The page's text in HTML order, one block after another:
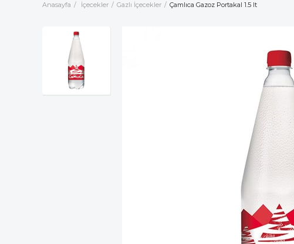
Anasayfa İçecekler Gazlı İçecekler Çamlıca Gazoz Portakal 1.5 lt